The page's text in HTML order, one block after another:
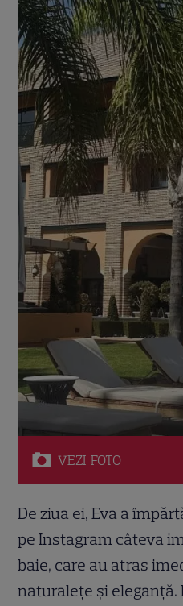
VEZI FOTO
De ziua ei, Eva a
pe Instagram câteva
baie, care au atras
naturalețe și eleganță.